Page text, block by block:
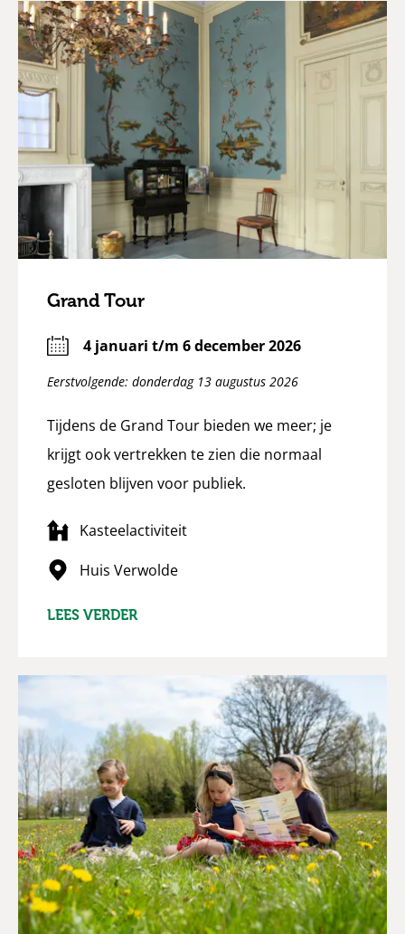
Grand Tour
4 januari t/m 6 december 2026
Eerstvolgende: donderdag 13 augustus 2026
Tijdens de Grand Tour bieden we meer; je
krijgt ook vertrekken te zien die normaal
gesloten blijven voor publiek.
Kasteelactiviteit
Huis Verwolde
LEES VERDER